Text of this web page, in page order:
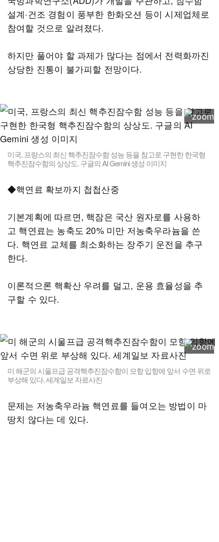
설계·건조 경험이 풍부한 한화오션 등이 시제업체로
참여할 것으로 알려졌다.
하지만 풀어야 할 과제가 많다는 점에서 전력화까진
상당한 진통이 불가피할 전망이다.
미국, 프랑스의 최신 핵추진잠수함 성능 등을 참고로 구현한 한국형
핵추진잠수함의 상상도. 구글의 AI Gemini 생성 이미지
◆핵연료 확보까지 첩첩산중
기본계획에 따르면, 핵잠은 국산 원자로를 사용하
고 핵연료는 농축도 20% 미만 저농축우라늄을 쓴
다. 핵연료 교체를 최소화하는 장주기 운전을 추구
한다.
이론적으론 핵확산 우려를 덜고, 운용 효율성을 추
구할 수 있다.
미 해군의 시울프급 공격핵추진잠수함이 모항 입항에 앞서 수면 위로
부상해 있다. 세계일보 자료사진
문제는 저농축우라늄 핵연료를 들여오는 방법이 마
땅치 않다는 데 있다.